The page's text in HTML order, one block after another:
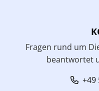
Fragen rund um
beantwortet
+49